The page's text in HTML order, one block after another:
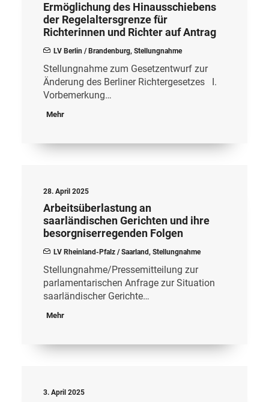
Ermöglichung des Hinausschiebens
der Regelaltersgrenze für
Richterinnen und Richter auf Antrag
LV Berlin / Brandenburg, Stellungnahme
Stellungnahme zum Gesetzentwurf zur
Änderung des Berliner Richtergesetzes I.
Vorbemerkung…
Mehr
28. April 2025
Arbeitsüberlastung an
saarländischen Gerichten und ihre
besorgniserregenden Folgen
LV Rheinland-Pfalz / Saarland, Stellungnahme
Stellungnahme/Pressemitteilung zur
parlamentarischen Anfrage zur Situation
saarländischer Gerichte…
Mehr
3. April 2025